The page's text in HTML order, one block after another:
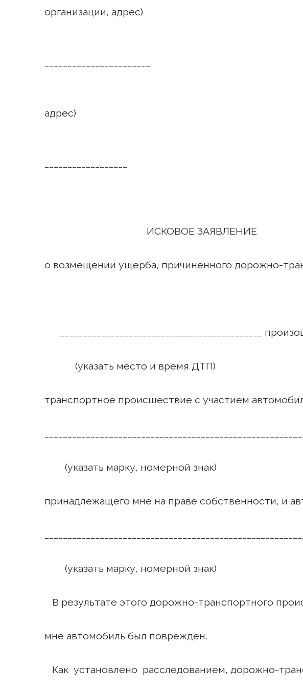
организации, адрес)
ТРЕТЬЕ
адрес)
ЦЕНА
ИСКОВОЕ ЗАЯВЛЕНИЕ
о возмещении ущерба, причиненного дорожно-
____________________________________________
(указать место и время ДТП)
транспортное происшествие с участием автомобиля
(указать марку, номерной знак)
принадлежащего мне на праве собственности, и
(указать марку, номерной знак)
В результате этого дорожно-транспортного
мне автомобиль был поврежден.
Как установлено расследованием, дорожно-